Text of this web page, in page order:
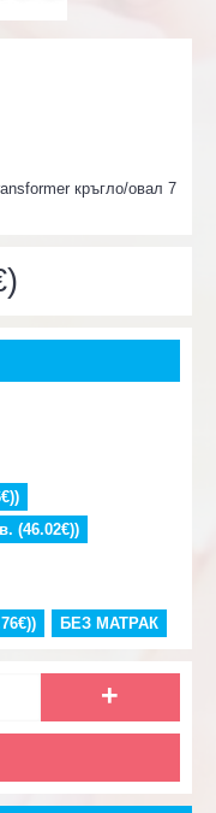
кръгло/овал 7
(46.02€))
БЕЗ МАТРАК
+